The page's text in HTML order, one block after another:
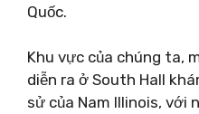
Quốc.
Khu vực của chúng ta,
diễn ra ở South Hall
sử của Nam Illinois, với